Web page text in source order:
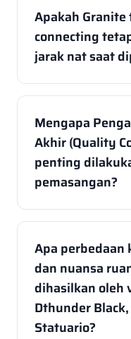
Apakah
connecting
jarak nat saat
Mengapa
Akhir (Quality
penting
pemasangan?
Apa
dan nuansa
dihasilkan oleh
Dthunder
Statuario?